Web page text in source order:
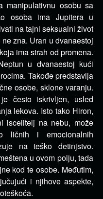
manipulativnu osobu sa
osoba ima Jupitera u
na tajni seksualni život
zna. Uran u dvanaestoj
ima strah od promena.
u dvanaestoj kući
Takođe predstavlja
osobe, sklone varanju.
često iskrivljen, usled
lekova. Isto tako Hiron,
iscelitelj na nebu, može
ličnih i emocionalnih
na teško detinjstvo.
u ovom polju, tada
kod te osobe. Međutim,
i njihove aspekte,